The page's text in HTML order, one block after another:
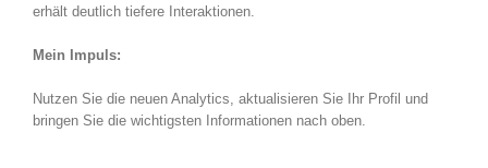
erhält deutlich tiefere Interaktionen.
Mein Impuls:
Nutzen Sie die neuen Analytics, aktualisieren Sie Ihr Profil und
bringen Sie die wichtigsten Informationen nach oben.